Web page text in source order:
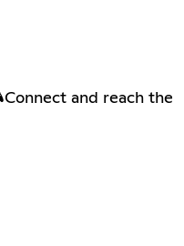
and reach the